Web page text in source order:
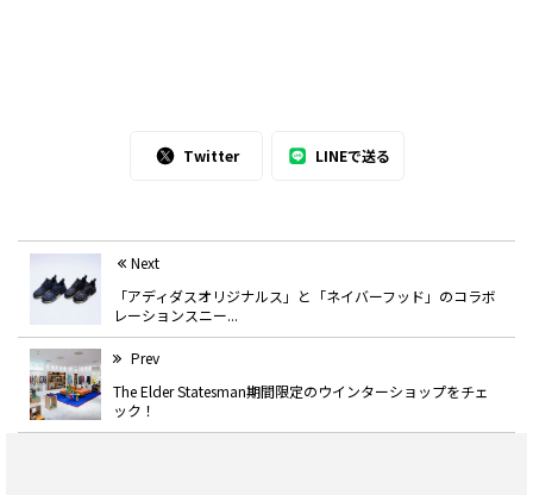
Twitter LINEで送る
Next
「アディダスオリジナルス」と「ネイバーフッド」のコラボ
レーションスニー...
Prev
The Elder Statesman期間限定のウインターショップをチェ
ック！